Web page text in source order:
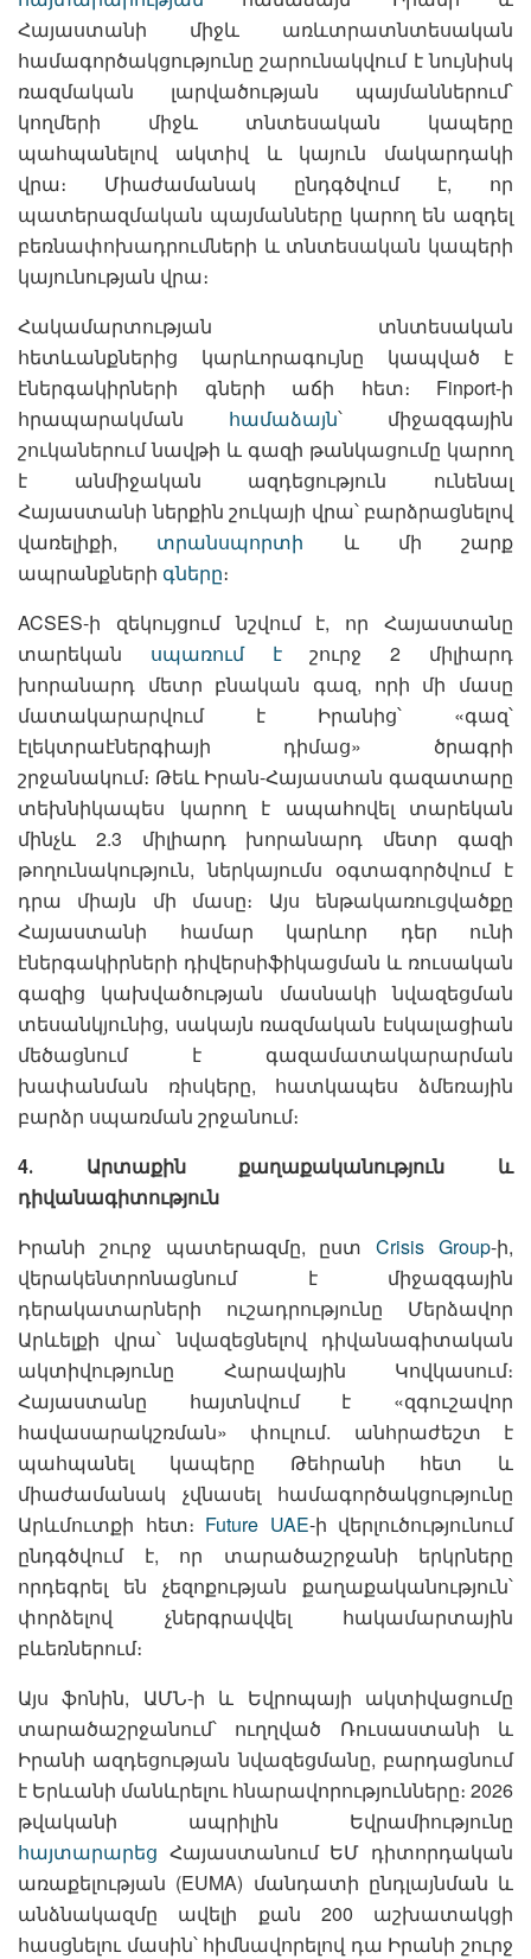
Հայաստանի միջև առևտրատնտեսական
համագործակցությունը շարունակվում է նույնիսկ
ռազմական լարվածության պայմաններում՝
կողմերի միջև տնտեսական կապերը
պահպանելով ակտիվ և կայուն մակարդակի
վրա։ Միաժամանակ ընդգծվում է, որ
պատերազմական պայմանները կարող են ազդել
բեռնափոխադրումների և տնտեսական կապերի
կայունության վրա։
Հակամարտության տնտեսական
հետևանքներից կարևորագույնը կապված է
էներգակիրների գների աճի հետ։ Finport-ի
հրապարակման համաձայն՝ միջազգային
շուկաներում նավթի և գազի թանկացումը կարող
է անմիջական ազդեցություն ունենալ
Հայաստանի ներքին շուկայի վրա՝ բարձրացնելով
վառելիքի, տրանսպորտի և մի շարք
ապրանքների գները։
ACSES-ի զեկույցում նշվում է, որ Հայաստանը
տարեկան սպառում էշուրջ 2 միլիարդ
խորանարդ մետր բնական գազ, որի մի մասը
մատակարարվում է Իրանից՝ «գազ՝
էլեկտրաէներգիայի դիմաց» ծրագրի
շրջանակում։ Թեև Իրան-Հայաստան գազատարը
տեխնիկապես կարող է ապահովել տարեկան
մինչև 2.3 միլիարդ խորանարդ մետր գազի
թողունակություն, ներկայումս օգտագործվում է
դրա միայն մի մասը։ Այս ենթակառուցվածքը
Հայաստանի համար կարևոր դեր ունի
էներգակիրների դիվերսիֆիկացման և ռուսական
գազից կախվածության մասնակի նվազեցման
տեսանկյունից, սակայն ռազմական էսկալացիան
մեծացնում է գազամատակարարման
խափանման ռիսկերը, հատկապես ձմեռային
բարձր սպառման շրջանում։
4․ Արտաքին քաղաքականություն և
դիվանագիտություն
Իրանի շուրջ պատերազմը, ըստCrisis Group-ի,
վերակենտրոնացնում է միջազգային
դերակատարների ուշադրությունը Մերձավոր
Արևելքի վրա՝ նվազեցնելով դիվանագիտական
ակտիվությունը Հարավային Կովկասում։
Հայաստանը հայտնվում է «զգուշավոր
հավասարակշռման» փուլում. անհրաժեշտ է
պահպանել կապերը Թեհրանի հետ և
միաժամանակ չվնասել համագործակցությունը
Արևմուտքի հետ։ Future UAE-ի վերլուծությունում
ընդգծվում է, որ տարածաշրջանի երկրները
որդեգրել են չեզոքության քաղաքականություն՝
փորձելով չներգրավվել հակամարտային
բևեռներում։
Այս ֆոնին, ԱՄՆ-ի և Եվրոպայի ակտիվացումը
տարածաշրջանում՝ ուղղված Ռուսաստանի և
Իրանի ազդեցության նվազեցմանը, բարդացնում
է Երևանի մանևրելու հնարավորությունները։ 2026
թվականի ապրիլին Եվրամիությունը
հայտարարեց Հայաստանում ԵՄ դիտորդական
առաքելության (EUMA) մանդատի ընդլայնման և
անձնակազմը ավելի քան 200 աշխատակցի
հասցնելու մասին՝ հիմնավորելով դա Իրանի շուրջ